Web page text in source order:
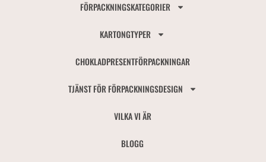
FÖRPACKNINGSKATEGORIER
KARTONGTYPER
CHOKLADPRESENTFÖRPACKNINGAR
TJÄNST FÖR FÖRPACKNINGSDESIGN
VILKA VI ÄR
BLOGG